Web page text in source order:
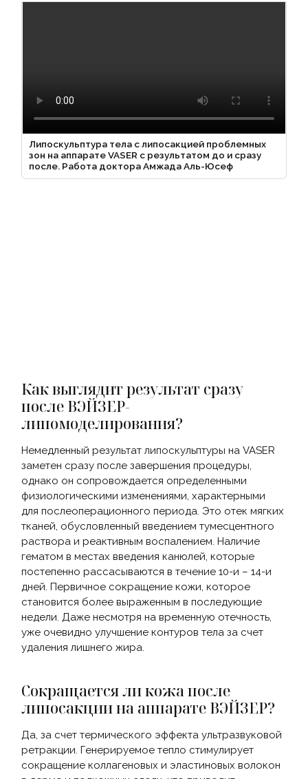
Липоскульптура тела с липосакцией проблемных
зон на аппарате VASER с результатом до и сразу
после. Работа доктора Амжада Аль-Юсеф
Как выглядит результат сразу
после ВЭЙЗЕР-
липомоделирования?
Немедленный результат липоскульптуры на VASER
заметен сразу после завершения процедуры,
однако он сопровождается определенными
физиологическими изменениями, характерными
для послеоперационного периода. Это отек мягких
тканей, обусловленный введением тумесцентного
раствора и реактивным воспалением. Наличие
гематом в местах введения канюлей, которые
постепенно рассасываются в течение 10-и – 14-и
дней. Первичное сокращение кожи, которое
становится более выраженным в последующие
недели. Даже несмотря на временную отечность,
уже очевидно улучшение контуров тела за счет
удаления лишнего жира.
Сокращается ли кожа после
липосакции на аппарате ВЭЙЗЕР?
Да, за счет термического эффекта ультразвуковой
ретракции. Генерируемое тепло стимулирует
сокращение коллагеновых и эластиновых волокон